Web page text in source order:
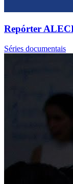
Repórter
Séries documentais